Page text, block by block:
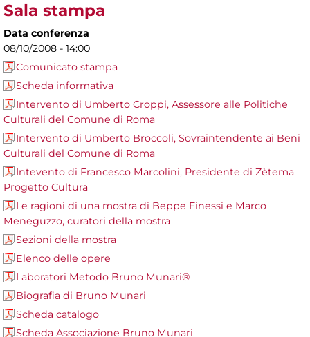
Sala stampa
Data conferenza
08/10/2008 - 14:00
Comunicato stampa
Scheda informativa
Intervento di Umberto Croppi, Assessore alle Politiche
Culturali del Comune di Roma
Intervento di Umberto Broccoli, Sovraintendente ai Beni
Culturali del Comune di Roma
Intevento di Francesco Marcolini, Presidente di Zètema
Progetto Cultura
Le ragioni di una mostra di Beppe Finessi e Marco
Meneguzzo, curatori della mostra
Sezioni della mostra
Elenco delle opere
Laboratori Metodo Bruno Munari®
Biografia di Bruno Munari
Scheda catalogo
Scheda Associazione Bruno Munari